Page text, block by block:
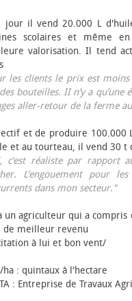
jour il vend 20.000 L
scolaires et même
valorisation. Il tend
les clients le prix est
bouteilles. II n’y a
aller-retour de la ferme
et de produire 100.000
et au tourteau, il vend 30
c’est réaliste par rapport
L’engouement pour
dans mon secteur."
un agriculteur qui a
de meilleur revenu
à lui et bon vent/
ha : quintaux à l'hectare
: Entreprise de Travaux